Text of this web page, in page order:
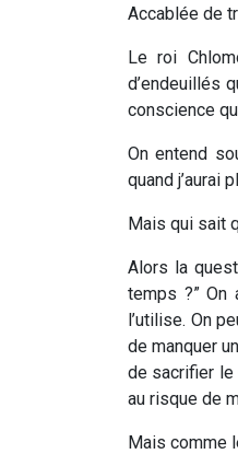
Accablée de
Le roi
d’endeuillés
conscience
On entend
quand j’aurai
Mais qui sait
Alors la
temps ?” On
l’utilise. On
de manquer
de sacrifier le
au risque de
Mais comme